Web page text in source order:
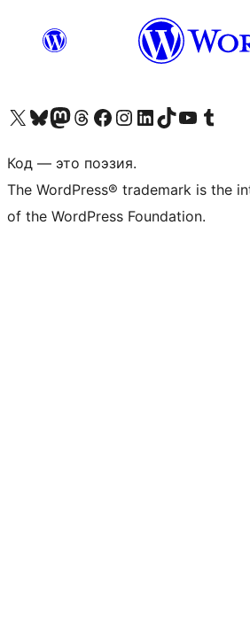
Посетите нас в X (ранее Twitter)
Посетите нашу учётную запись в Bluesky
Посетите нашу ленту в Mastodon
Посетите нашу учётную запись в Threads
Посетите нашу страницу на Facebook
Посетите наш Instagram
Посетите нашу страницу в LinkedIn
Посетите нашу учётную запись в TikTok
Посетите наш канал YouTube
Посетите нашу учётную запись в
Код — это поэзия.
The WordPress® trademark is the
of the WordPress Foundation.